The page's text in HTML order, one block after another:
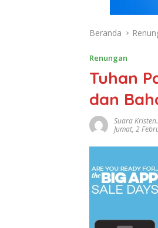
Beranda
Renungan
Tuhan
dan
Suara
Jumat, 2